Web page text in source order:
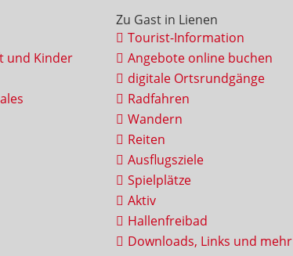
und Kinder
Zu Gast in Lienen
Tourist-Information
Angebote online buchen
digitale Ortsrundgänge
Radfahren
Wandern
Reiten
Ausflugsziele
Spielplätze
Aktiv
Hallenfreibad
Downloads, Links und mehr